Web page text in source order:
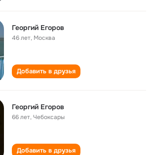
Георгий Егоров
46 лет, Москва
Добавить в друзья
Георгий Егоров
66 лет,Чебоксары
Добавить в друзья